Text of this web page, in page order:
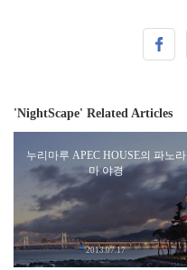
'NightScape' Related Articles
누리마루 APEC HOUSE의 파노라
마 야경
2013.07.17